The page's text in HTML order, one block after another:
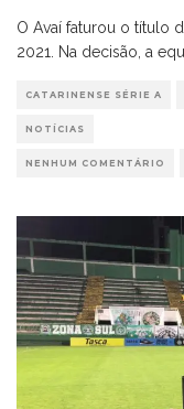
O Avaí faturou o título
2021. Na decisão, a
CATARINENSE SÉRIE A
NOTÍCIAS
NENHUM COMENTÁRIO